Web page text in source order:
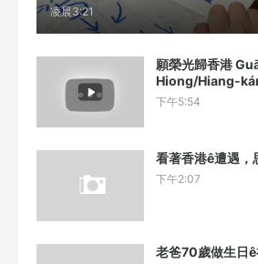
凌晨3:21
願榮光歸香港
Hiong/Hiang-
下午5:54
看著香港ê遭遇，
下午2:07
老爸70歲做生日